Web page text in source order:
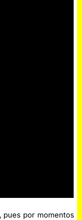
pues por momentos